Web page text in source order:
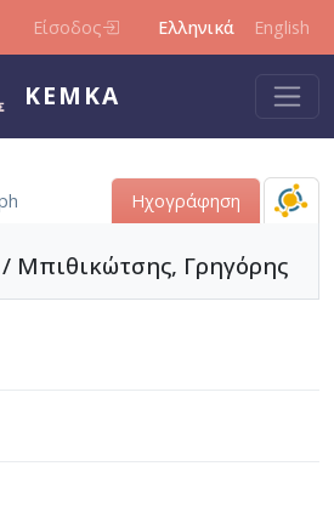
Είσοδος Ελληνικά English
ΚΕΜΚΑ
Ηχογράφηση
Μπιθικώτσης, Γρηγόρης